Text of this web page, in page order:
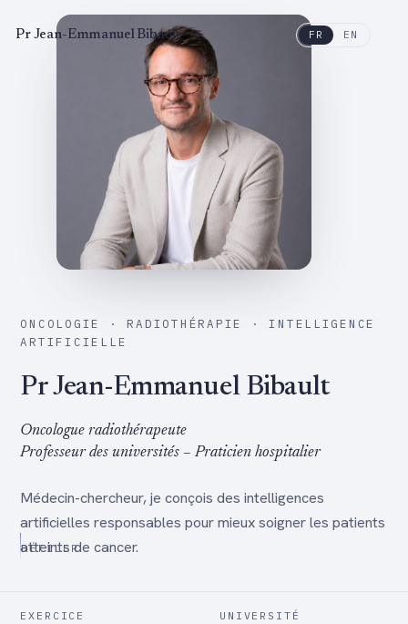
Pr Jean-Emmanuel Bibault FR EN
ONCOLOGIE · RADIOTHÉRAPIE · INTELLIGENCE
ARTIFICIELLE
PrJean-Emmanuel Bibault
Oncologue radiothérapeute
Professeur des universités – Praticien hospitalier
Médecin-chercheur, je conçois des intelligences
artificielles responsables pour mieux soigner les patients
atteints de cancer.
DÉFILER
EXERCICE UNIVERSITÉ